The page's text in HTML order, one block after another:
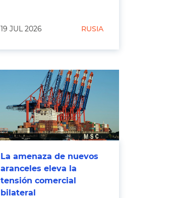
19 JUL 2026 RUSIA
La amenaza de nuevos
aranceles eleva la
tensión comercial
bilateral